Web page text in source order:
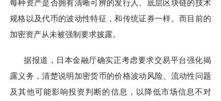
每种资产是否拥有清晰可辨的发行人、底层区块链的技术
规格以及代币的波动性特征，和传统证券一样。而目前的
加密资产从未被强制要求披露。
据报道，日本金融厅确实正考虑要求交易平台强化揭
露义务，清楚说明加密货币的价格波动风险、流动性问题
及其他可能影响投资判断的信息，以降低市场信息不对